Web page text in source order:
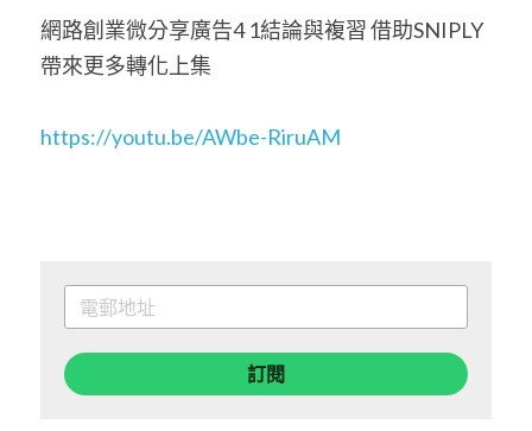
網路創業微分享廣告4 1結論與複習 借助SNIPLY
帶來更多轉化上集
https://youtu.be/AWbe-RiruAM
訂閱